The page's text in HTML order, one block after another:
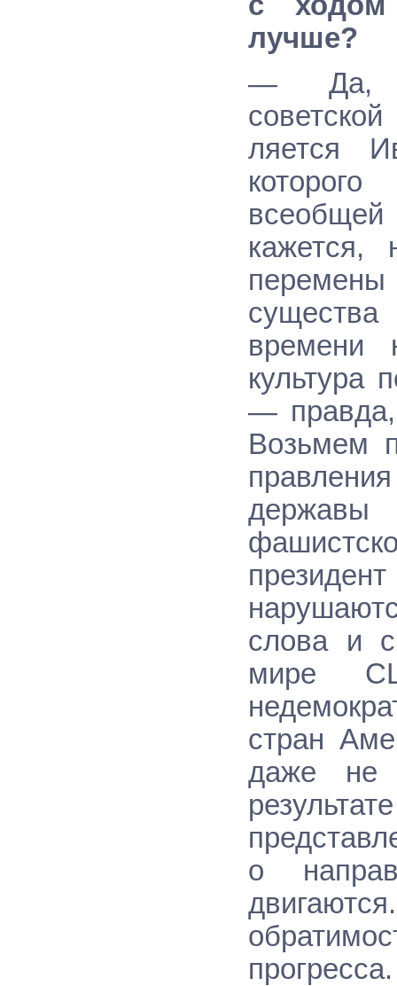
лучше?
— Да,
ляется
кажется,
времени
культура
— правда,
Возьмем
державы
слова и
мире
стран
даже не
о
прогресса.